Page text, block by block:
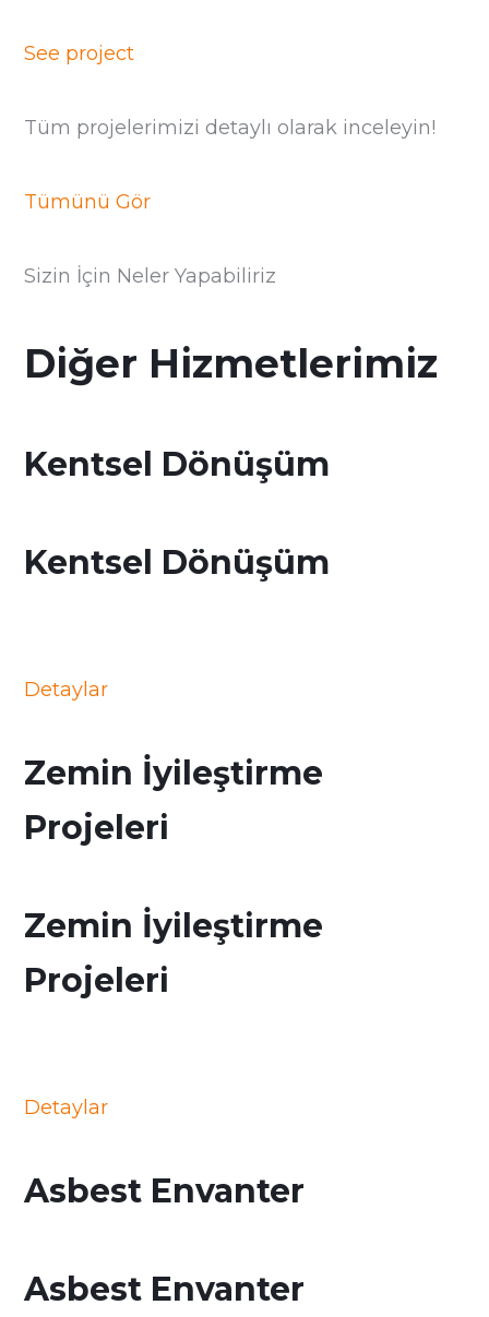
See project
Tüm projelerimizi detaylı olarak inceleyin!
Tümünü Gör
Sizin İçin Neler Yapabiliriz
Diğer Hizmetlerimiz
Kentsel Dönüşüm
Kentsel Dönüşüm
Detaylar
Zemin İyileştirme
Projeleri
Zemin İyileştirme
Projeleri
Detaylar
Asbest Envanter
Asbest Envanter